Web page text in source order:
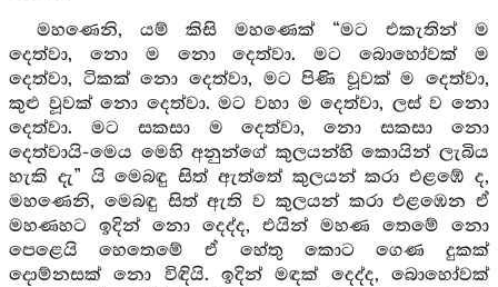
මහණෙනි, යම් කිසි මහණෙක් “මට එකැතින් ම
දෙත්වා, නො ම නො දෙත්වා. මට බොහෝවක් ම
දෙත්වා, ටිකක් නො දෙත්වා, මට පිණි වූවක් ම දෙත්වා,
කුළු වූවක් නො දෙත්වා. මට වහා ම දෙත්වා, ලස් ව නො
දෙත්වා. මට සකසා ම දෙත්වා, නො සකසා නො
දෙත්වායි-මෙය මෙහි අනුන්ගේ කුලයන්හි කොයින් ලැබිය
හැකි දැ” යි මෙබඳු සිත් ඇත්තේ කුලයන් කරා එළඹේ ද,
මහණෙනි, මෙබඳු සිත් ඇති ව කුලයන් කරා එළඹෙන ඒ
මහණහට ඉදින් නො දෙද්ද, එයින් මහණ තෙමේ නො
පෙළෙයි හෙතෙමේ ඒ හේතු කොට ගෙණ දුකක්
දොම්නසක් නො විඳියි. ඉදින් මඳක් දෙද්ද, බොහෝවක්